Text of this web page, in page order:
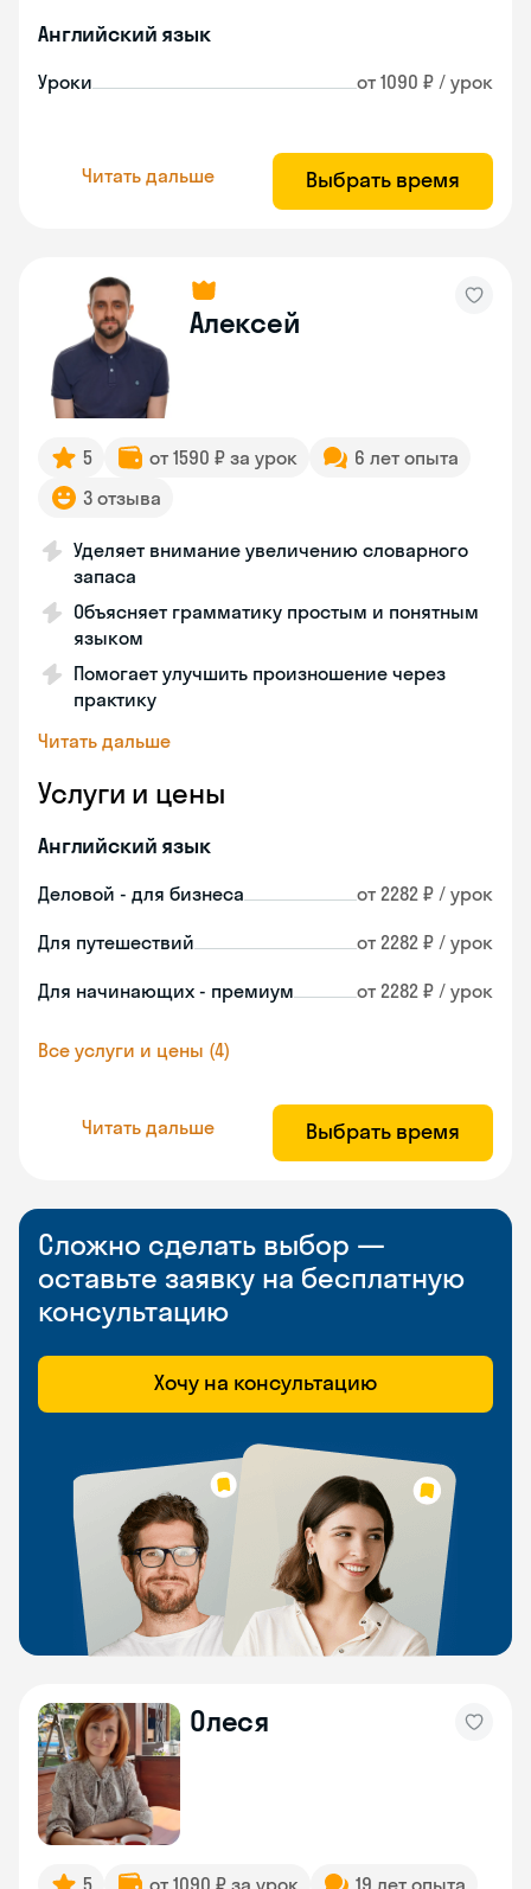
Английский язык
Уроки от 1090 ₽ / урок
Читать дальше Выбрать время
Алексей
5 от 1590 ₽ за урок
6 лет опыта
3 отзыва
Уделяет внимание увеличению словарного
запаса
Объясняет грамматику простым и понятным
языком
Помогает улучшить произношение через
практику
Читать дальше
Услуги и цены
Английский язык
Деловой - для бизнеса от 2282 ₽ / урок
Для путешествий от 2282 ₽ / урок
Для начинающих - премиум от 2282 ₽ / урок
Все услуги и цены (4)
Читать дальше Выбрать время
Сложно сделать выбор —
оставьте заявку на бесплатную
консультацию
Хочу на консультацию
Олеся
5 от 1090 ₽ за урок 19 лет опыта